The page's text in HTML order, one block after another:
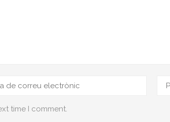
time I comment.